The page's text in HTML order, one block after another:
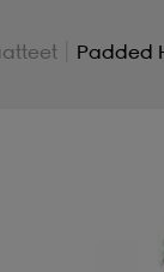
Padded